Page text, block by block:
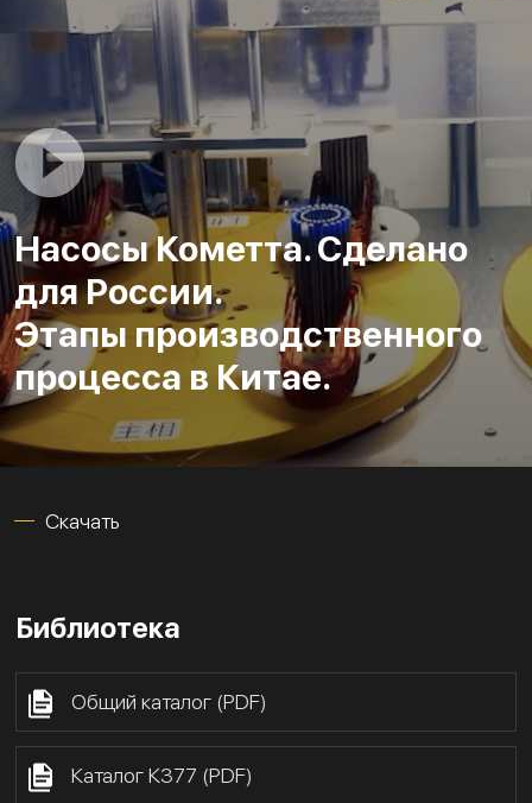
Насосы Кометта. Сделано
для России.
Этапы производственного
процесса в Китае.
Скачать
Библиотека
Общий каталог (PDF)
Каталог К377 (PDF)